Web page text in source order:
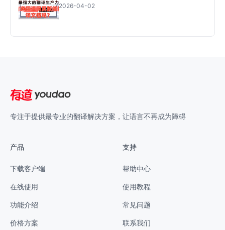
2026-04-02
专注于提供最专业的翻译解决方案，让语言不再成为障碍
产品
下载客户端
在线使用
功能介绍
价格方案
支持
帮助中心
使用教程
常见问题
联系我们